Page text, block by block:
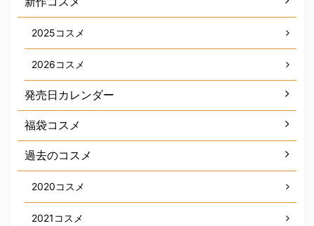
2025コスメ
2026コスメ
発売日カレンダー
福袋コスメ
過去のコスメ
2020コスメ
2021コスメ